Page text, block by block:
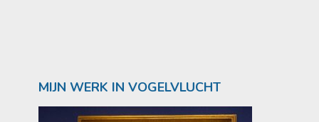
MIJN WERK IN VOGELVLUCHT